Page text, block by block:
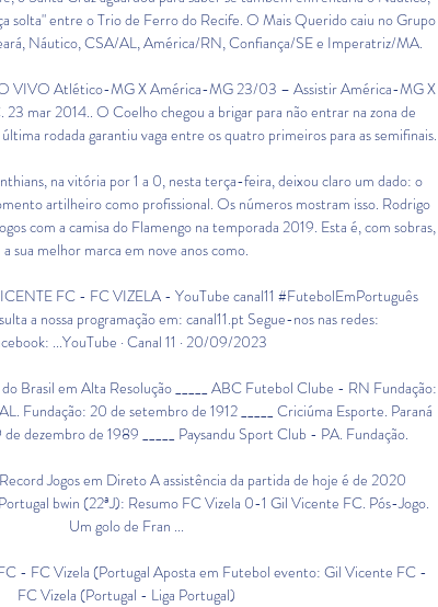
solta" entre o Trio de Ferro do Recife. O Mais Querido caiu no Grupo
Náutico, CSA/AL, América/RN, Confiança/SE e Imperatriz/MA.
VIVO Atlético-MG X América-MG 23/03 – Assistir América-MG X
mar 2014.. O Coelho chegou a brigar para não entrar na zona de
rodada garantiu vaga entre os quatro primeiros para as semifinais.
na vitória por 1 a 0, nesta terça-feira, deixou claro um dado: o
artilheiro como profissional. Os números mostram isso. Rodrigo
com a camisa do Flamengo na temporada 2019. Esta é, com sobras,
a sua melhor marca em nove anos como.
FC - FC VIZELA - YouTube canal11 #FutebolEmPortuguês
a nossa programação em: canal11.pt Segue-nos nas redes:
...YouTube · Canal 11 · 20/09/2023
Brasil em Alta Resolução _____ ABC Futebol Clube - RN Fundação:
Fundação: 20 de setembro de 1912 _____ Criciúma Esporte. Paraná
dezembro de 1989 _____ Paysandu Sport Club - PA. Fundação.
Jogos em Direto A assistência da partida de hoje é de 2020
bwin (22ªJ): Resumo FC Vizela 0-1 Gil Vicente FC. Pós-Jogo.
Um golo de Fran ...
- FC Vizela (Portugal Aposta em Futebol evento: Gil Vicente FC -
FC Vizela (Portugal - Liga Portugal)